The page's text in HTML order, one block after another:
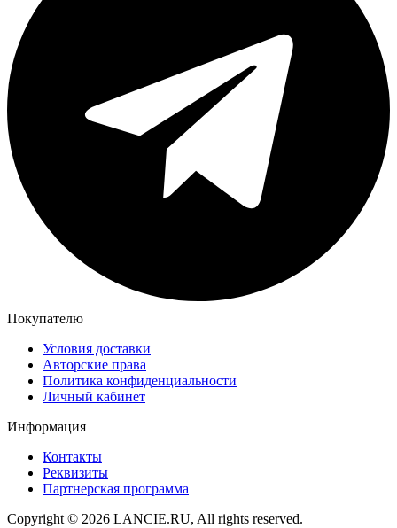
Покупателю
Условия доставки
Авторские права
Политика конфиденциальности
Личный кабинет
Информация
Контакты
Реквизиты
Партнерская программа
Copyright © 2026 LANCIE.RU, All rights reserved.